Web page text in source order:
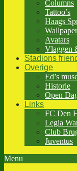
Columns
Tattoo’s
Haags
Avatars
Vlaggen
Stadions
Overige
Ed’s
Historie
Open
Links
FC Den
Legia
Club
Juventus
Menu